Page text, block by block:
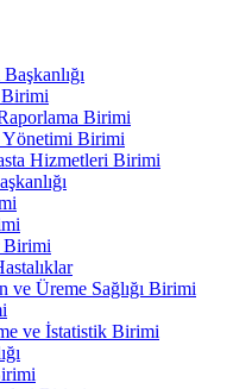
Birimi
Birimi
Birimi
Hizmetleri Birimi
Birimi
ve Üreme Sağlığı Birimi
ve İstatistik Birimi